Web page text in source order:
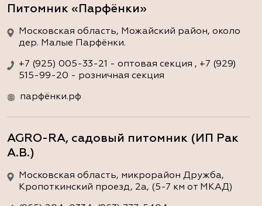
Питомник «Парфёнки»
Московская область, Можайский район, около
дер. Малые Парфёнки.
+7 (925) 005-33-21 - оптовая секция , +7 (929)
515-99-20 - розничная секция
парфёнки.рф
AGRO-RA, садовый питомник (ИП Рак
А.В.)
Московская область, микрорайон Дружба,
Кропоткинский проезд, 2а, (5-7 км от МКАД)